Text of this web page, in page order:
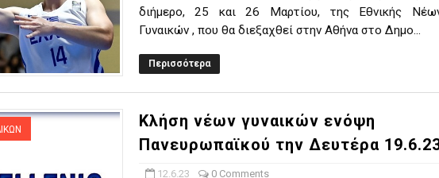
ΠΟΛΛΑ ΣΤΟ ΕΛΛΗΝΙΚΟ ΜΠΑΣΚΕΤ : 39Η ΕΠΕΤΕΙΟΣ ΑΠΟ ΤΟ ΕΠΟΣ ΤΟΥ 1987
για τον 29ο τελικό κυπέλλου ανδρών ΕΣΚΑΝΑ Μανδραϊκός Προοδευτική στο
πρόκριση για τον Πανελευσινιακό στον τελικό αύριο με Αρετσού (το
play offs : "Σκληρό" καρύδι η Φιλία Περάματος έφερε την σειρά στα ίσια (1-
διήμερο, 25 και 26 Μαρτίου, της Εθνικής
Γυναικών , που θα διεξαχθεί στην Αθήνα στο Δημο...
Περισσότερα
Κλήση νέων γυναικών ενόψη
Πανευρωπαϊκού την Δευτέρα
12.6.23 0 Comments